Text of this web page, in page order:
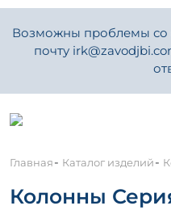
Возможны проблемы со
почту
Главная- Каталог изделий-
Колонны